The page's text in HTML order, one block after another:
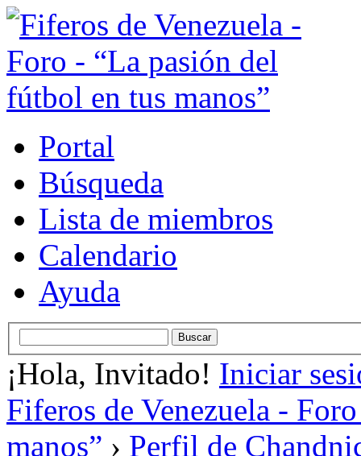
Portal
Búsqueda
Lista de miembros
Calendario
Ayuda
¡Hola, Invitado! Iniciar
Fiferos de Venezuela -
manos” › Perfil de